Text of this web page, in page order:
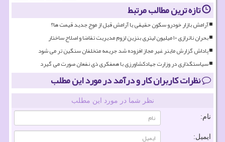
تازه ترین مطالب مرتبط
آرامش بازار خودرو سکون حقیقی یا آرامش قبل از موج جدید قیمت ها؟
بحران ناترازی ۱۰ میلیون لیتری بنزین لزوم مدیریت تقاضا و اصلاح ساختار
پاداش گزارش ماینر غیر مجاز افزوده شد جریمه متخلفان سنگین تر می شود
سیاستگذاری در وزارت جهادکشاورزی با همفکری ذی نفعان صورت می گیرد
نظرات کاربران کار و درآمد در مورد این مطلب
نظر شما در مورد این مطلب
نام:
ایمیل: